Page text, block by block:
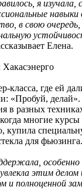
я изучала,
навыки
в свою очередь,
Елена.
класса, где ей
«Пробуй, делай».
в разных
многие
купила
для фьюзинга.
особенно
этим делом
и полноценной